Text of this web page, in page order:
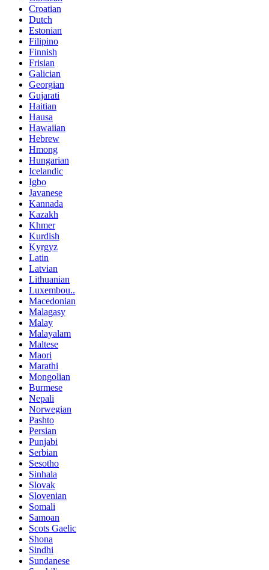
Croatian
Dutch
Estonian
Filipino
Finnish
Frisian
Galician
Georgian
Gujarati
Haitian
Hausa
Hawaiian
Hebrew
Hmong
Hungarian
Icelandic
Igbo
Javanese
Kannada
Kazakh
Khmer
Kurdish
Kyrgyz
Latin
Latvian
Lithuanian
Luxembou..
Macedonian
Malagasy
Malay
Malayalam
Maltese
Maori
Marathi
Mongolian
Burmese
Nepali
Norwegian
Pashto
Persian
Punjabi
Serbian
Sesotho
Sinhala
Slovak
Slovenian
Somali
Samoan
Scots Gaelic
Shona
Sindhi
Sundanese